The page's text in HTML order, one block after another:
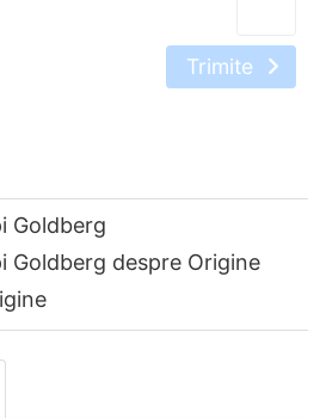
Trimite
Goldberg
Goldberg despre Origine